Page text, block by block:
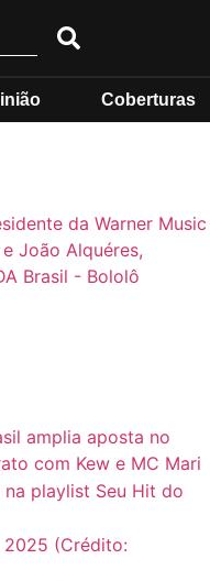
Coberturas